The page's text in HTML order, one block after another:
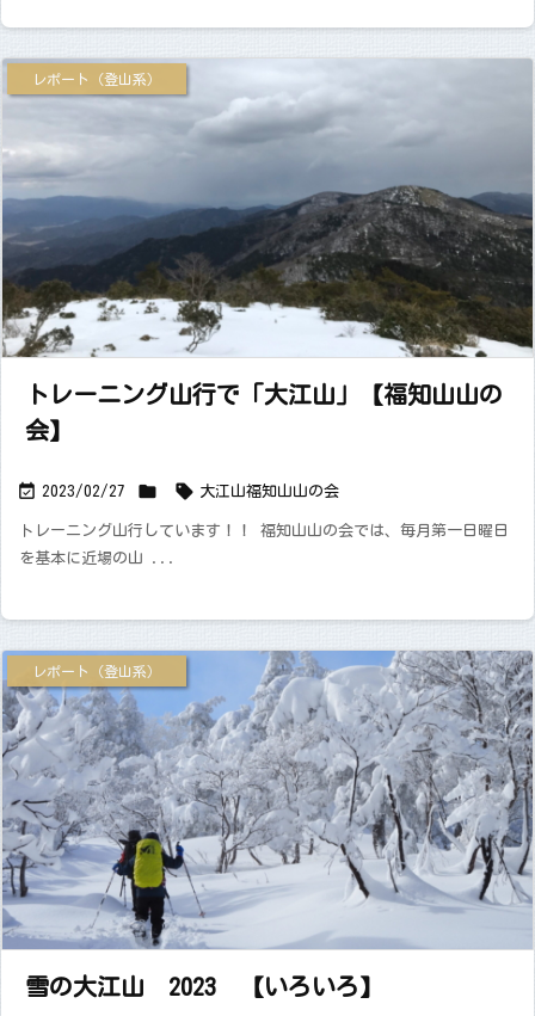
トレーニング山行で「大江山」【福知山山の
会】
 2023/02/27 
レポート（登山系）
 大江山福知山山の会
トレーニング山行しています！！ 福知山山の会では、毎月第一日曜日
を基本に近場の山 ...
雪の大江山 2023 【いろいろ】
レポート（登山系）